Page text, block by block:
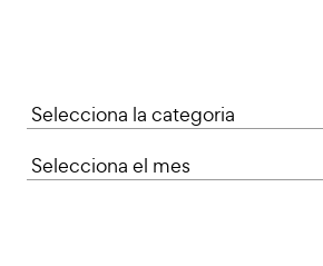
Categories